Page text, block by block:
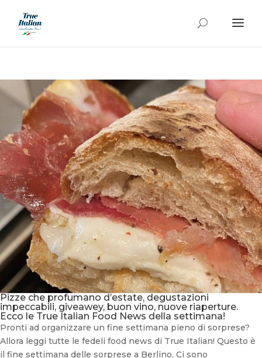
Pizze che profumano d’estate, degustazioni
impeccabili, giveawey, buon vino, nuove riaperture.
Ecco le True Italian Food News della settimana!
Pronti ad organizzare un fine settimana pieno di sorprese?
Allora leggi tutte le fedeli food news di True Italian! Questo è
il fine settimana delle sorprese a Berlino. Ci sono